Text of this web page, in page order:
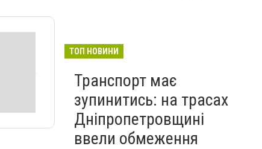
ТОП НОВИНИ
Транспорт має
зупинитись: на трасах
Дніпропетровщині
ввели обмеження